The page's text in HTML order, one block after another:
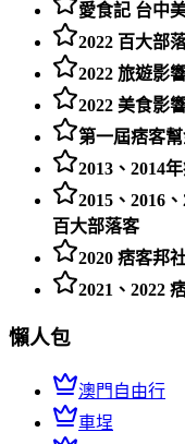
愛食記 台中
2022 百大部
2022 旅遊影
2022 美食影
第一屆痞客
2013、2014
2015、2016
百大部落客
2020 痞客邦
2021、2022
懶人包
澳門自由行
車埕